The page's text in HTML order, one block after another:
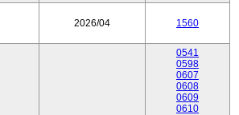
2026/04 1560
0541
0598
0607
0608
0609
0610